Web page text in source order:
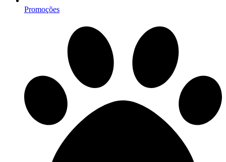
Promoções